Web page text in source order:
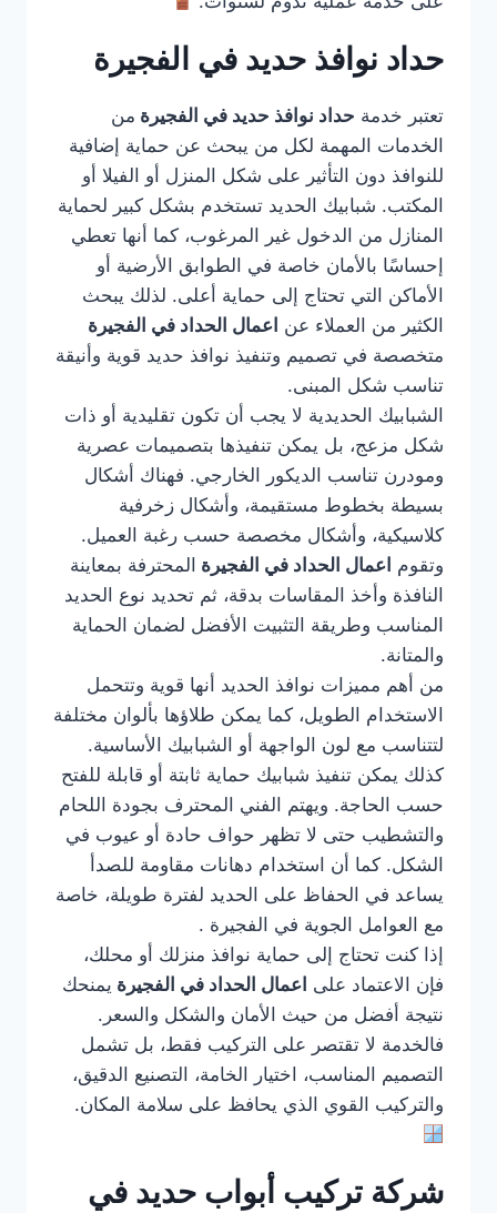
حداد نوافذ حديد في الفجيرة
تعتبر خدمة حداد نوافذ حديد في الفجيرة من
الخدمات المهمة لكل من يبحث عن حماية إضافية
للنوافذ دون التأثير على شكل المنزل أو الفيلا أو
المكتب. شبابيك الحديد تستخدم بشكل كبير لحماية
المنازل من الدخول غير المرغوب، كما أنها تعطي
إحساسًا بالأمان خاصة في الطوابق الأرضية أو
الأماكن التي تحتاج إلى حماية أعلى. لذلك يبحث
الكثير من العملاء عن اعمال الحداد في الفجيرة
متخصصة في تصميم وتنفيذ نوافذ حديد قوية وأنيقة
تناسب شكل المبنى.
الشبابيك الحديدية لا يجب أن تكون تقليدية أو ذات
شكل مزعج، بل يمكن تنفيذها بتصميمات عصرية
ومودرن تناسب الديكور الخارجي. فهناك أشكال
بسيطة بخطوط مستقيمة، وأشكال زخرفية
كلاسيكية، وأشكال مخصصة حسب رغبة العميل.
وتقوم اعمال الحداد في الفجيرة المحترفة بمعاينة
النافذة وأخذ المقاسات بدقة، ثم تحديد نوع الحديد
المناسب وطريقة التثبيت الأفضل لضمان الحماية
والمتانة.
من أهم مميزات نوافذ الحديد أنها قوية وتتحمل
الاستخدام الطويل، كما يمكن طلاؤها بألوان مختلفة
لتتناسب مع لون الواجهة أو الشبابيك الأساسية.
كذلك يمكن تنفيذ شبابيك حماية ثابتة أو قابلة للفتح
حسب الحاجة. ويهتم الفني المحترف بجودة اللحام
والتشطيب حتى لا تظهر حواف حادة أو عيوب في
الشكل. كما أن استخدام دهانات مقاومة للصدأ
يساعد في الحفاظ على الحديد لفترة طويلة، خاصة
مع العوامل الجوية في الفجيرة .
إذا كنت تحتاج إلى حماية نوافذ منزلك أو محلك،
فإن الاعتماد على اعمال الحداد في الفجيرة يمنحك
نتيجة أفضل من حيث الأمان والشكل والسعر.
فالخدمة لا تقتصر على التركيب فقط، بل تشمل
التصميم المناسب، اختيار الخامة، التصنيع الدقيق،
والتركيب القوي الذي يحافظ على سلامة المكان.
شركة تركيب أبواب حديد في